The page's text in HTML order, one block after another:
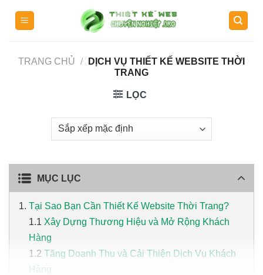
TRANG CHỦ /
DỊCH VỤ THIẾT KẾ WEBSITE THỜI
TRANG
LỌC
MỤC LỤC
Tại Sao Bạn Cần Thiết Kế Website Thời Trang?
Xây Dựng Thương Hiệu và Mở Rộng Khách
Hàng
Tăng Doanh Thu và Cải Thiện Dịch Vụ Khách
Hàng